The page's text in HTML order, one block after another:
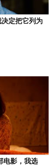
定把它列为
电影，我选